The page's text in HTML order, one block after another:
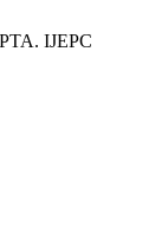
IJEPC